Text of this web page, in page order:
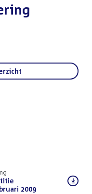
2009(PDF)